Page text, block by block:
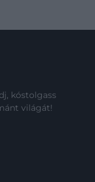
kóstolgass
világát!